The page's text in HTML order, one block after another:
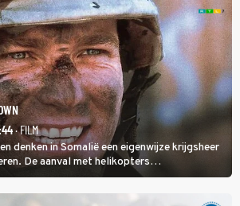
· FILM
denken in Somalië een eigenwijze krijgsheer
De aanval met helikopters
down dramatisch.